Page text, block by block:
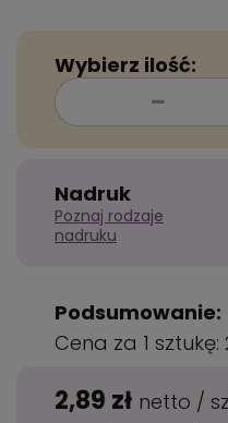
Wybierz ilość:
Nadruk
Poznaj rodzaje
nadruku
Podsumowanie:
Cena za 1 sztukę:
2,89 zł netto /